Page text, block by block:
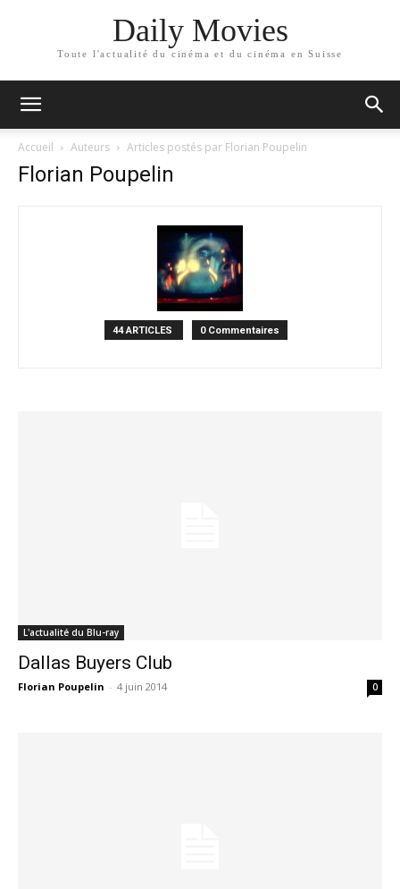
Daily Movies
Toute l'actualité du cinéma et du cinéma en Suisse
Accueil Auteurs Articles postés par Florian Poupelin
Florian Poupelin
44 ARTICLES 0 Commentaires
L'actualité du Blu-ray
Dallas Buyers Club
Florian Poupelin - 4 juin 2014 0